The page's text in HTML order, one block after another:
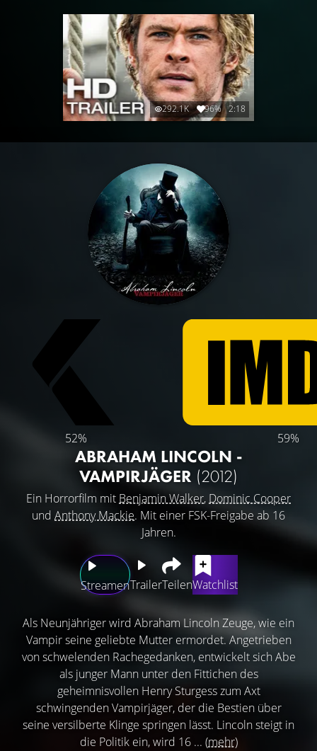
292.1K 96% 2:18
52% 59%
ABRAHAM LINCOLN -
VAMPIRJÄGER (2012)
Ein Horrorfilm mit Benjamin Walker, Dominic Cooper
und Anthony Mackie. Mit einer FSK-Freigabe ab 16
Jahren.
StreamenTrailerTeilenWatchlist
Als Neunjähriger wird Abraham Lincoln Zeuge, wie ein
Vampir seine geliebte Mutter ermordet. Angetrieben
von schwelenden Rachegedanken, entwickelt sich Abe
als junger Mann unter den Fittichen des
geheimnisvollen Henry Sturgess zum Axt
schwingenden Vampirjäger, der die Bestien über
seine versilberte Klinge springen lässt. Lincoln steigt in
die Politik ein, wird 16 ... (mehr)